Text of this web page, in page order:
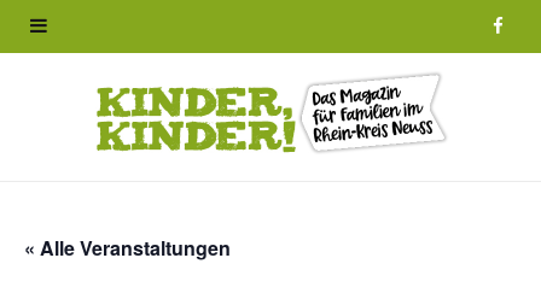
« Alle Veranstaltungen